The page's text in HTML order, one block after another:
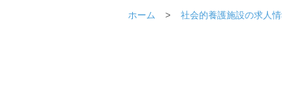
ホーム 社会的養護施設の求人